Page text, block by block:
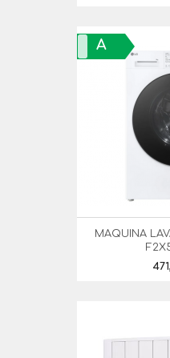
MAQUINA
A